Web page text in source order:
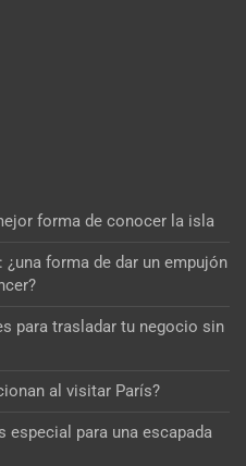
forma de conocer la isla
forma de dar un empujón
para trasladar tu negocio sin
al visitar París?
especial para una escapada